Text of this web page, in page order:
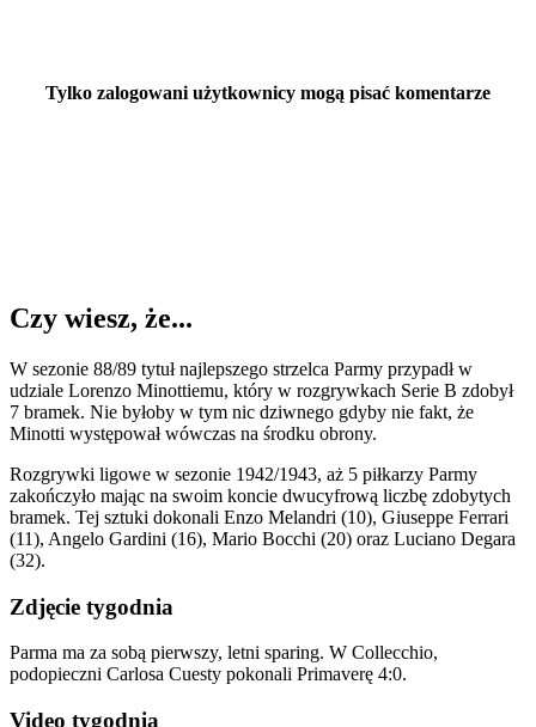
Tylko zalogowani użytkownicy mogą pisać komentarze
Czy wiesz, że...
W sezonie 88/89 tytuł najlepszego strzelca Parmy przypadł w
udziale Lorenzo Minottiemu, który w rozgrywkach Serie B zdobył
7 bramek. Nie byłoby w tym nic dziwnego gdyby nie fakt, że
Minotti występował wówczas na środku obrony.
Rozgrywki ligowe w sezonie 1942/1943, aż 5 piłkarzy Parmy
zakończyło mając na swoim koncie dwucyfrową liczbę zdobytych
bramek. Tej sztuki dokonali Enzo Melandri (10), Giuseppe Ferrari
(11), Angelo Gardini (16), Mario Bocchi (20) oraz Luciano Degara
(32).
Zdjęcie tygodnia
Parma ma za sobą pierwszy, letni sparing. W Collecchio,
podopieczni Carlosa Cuesty pokonali Primaverę 4:0.
Video tygodnia